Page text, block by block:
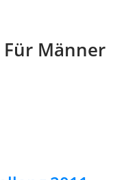
Männer